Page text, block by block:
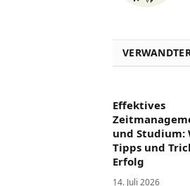
Effektives
und Studium:
Tipps und
Erfolg
14. Juli 2026